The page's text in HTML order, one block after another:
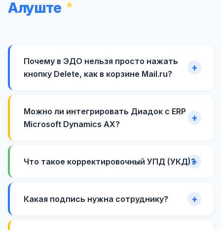
Алуште
Почему в ЭДО нельзя просто нажать
кнопку Delete, как в корзине Mail.ru?
Можно ли интегрировать Диадок с ERP
Microsoft Dynamics AX?
Что такое корректировочный УПД (УКД)?
Какая подпись нужна сотруднику?